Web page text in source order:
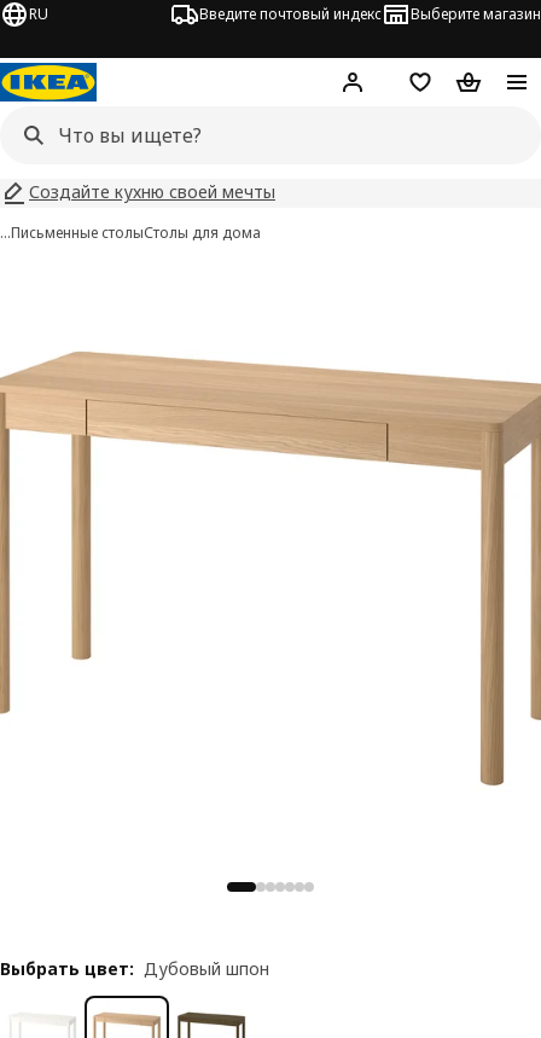
RU Введите почтовый индекс Выберите магазин
Hej! ВойтиСписокКорзина
Создайте кухню своей мечты
…Письменные столыСтолы для дома
Выбрать цвет: Дубовый шпон